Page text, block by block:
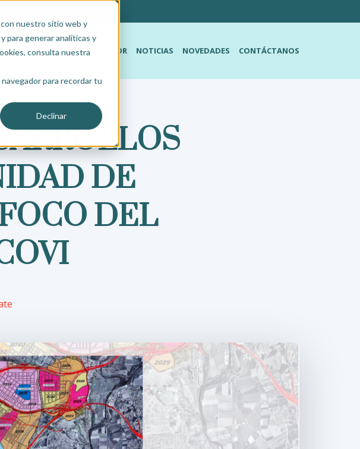
nuestro sitio web y
para generar analíticas y
consulta nuestra
para recordar tu
Declinar
PLAN JOVEN COOPERSENIOR NOTICIAS NOVEDADES CONTÁCTANOS
DE
DEL